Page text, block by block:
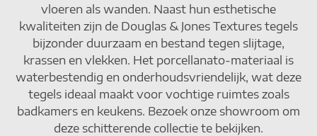
vloeren als wanden. Naast hun esthetische
kwaliteiten zijn de Douglas & Jones Textures tegels
bijzonder duurzaam en bestand tegen slijtage,
krassen en vlekken. Het porcellanato-materiaal is
waterbestendig en onderhoudsvriendelijk, wat deze
tegels ideaal maakt voor vochtige ruimtes zoals
badkamers en keukens. Bezoek onze showroom om
deze schitterende collectie te bekijken.